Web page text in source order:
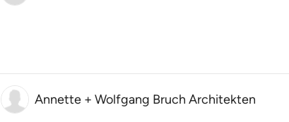
Annette + Wolfgang Bruch Architekten